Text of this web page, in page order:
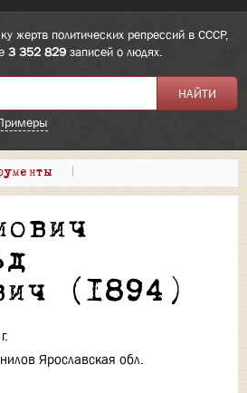
жертв политических репрессий в СССР,
3 352 829 записей о людях.
|
(1894)
Ярославская обл.